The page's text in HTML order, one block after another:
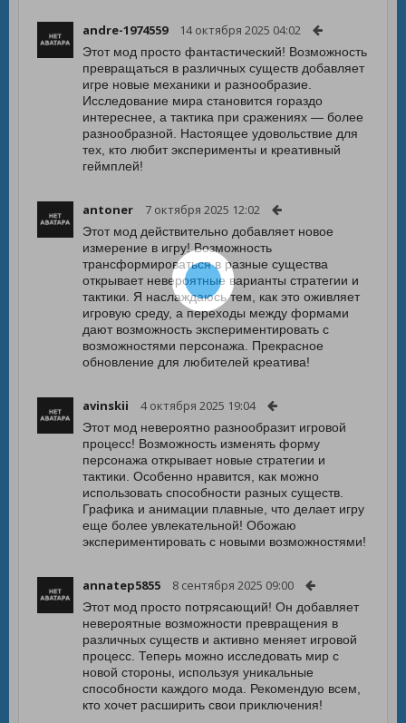
andre-1974559 14 октября 2025 04:02
Этот мод просто фантастический! Возможность
превращаться в различных существ добавляет
игре новые механики и разнообразие.
Исследование мира становится гораздо
интереснее, а тактика при сражениях — более
разнообразной. Настоящее удовольствие для
тех, кто любит эксперименты и креативный
геймплей!
antoner 7 октября 2025 12:02
Этот мод действительно добавляет новое
измерение в игру! Возможность
трансформироваться в разные существа
открывает невероятные варианты стратегии и
тактики. Я наслаждаюсь тем, как это оживляет
игровую среду, а переходы между формами
дают возможность экспериментировать с
возможностями персонажа. Прекрасное
обновление для любителей креатива!
avinskii 4 октября 2025 19:04
Этот мод невероятно разнообразит игровой
процесс! Возможность изменять форму
персонажа открывает новые стратегии и
тактики. Особенно нравится, как можно
использовать способности разных существ.
Графика и анимации плавные, что делает игру
еще более увлекательной! Обожаю
экспериментировать с новыми возможностями!
annatep5855 8 сентября 2025 09:00
Этот мод просто потрясающий! Он добавляет
невероятные возможности превращения в
различных существ и активно меняет игровой
процесс. Теперь можно исследовать мир с
новой стороны, используя уникальные
способности каждого мода. Рекомендую всем,
кто хочет расширить свои приключения!